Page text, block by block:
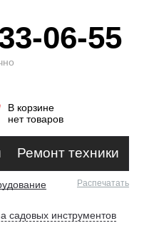
06-55
В корзине
нет товаров
Ремонт техники
Распечатать
садовых инструментов